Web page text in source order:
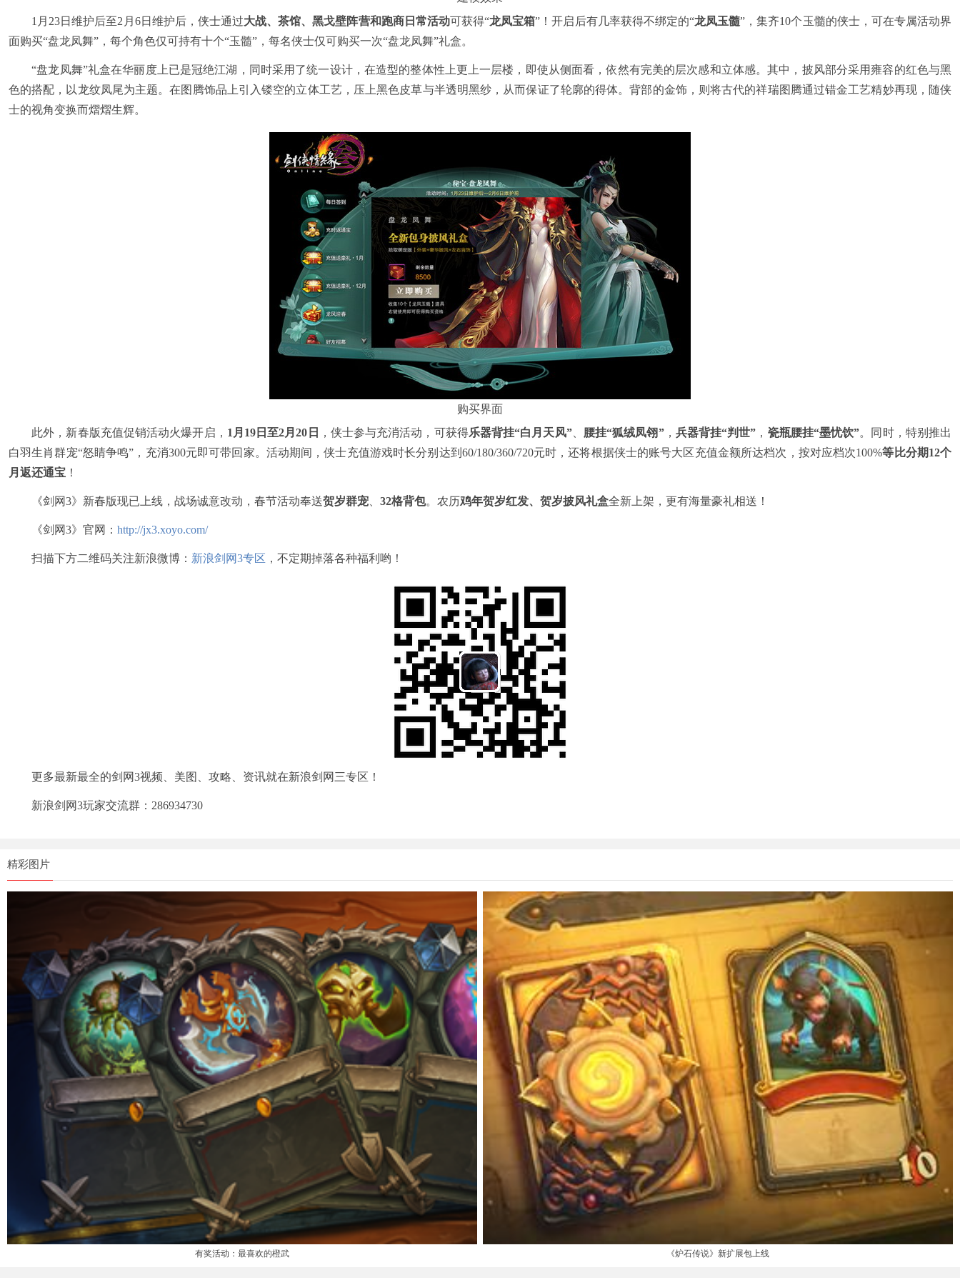
1月23日维护后至2月6日维护后，侠士通过大战、茶馆、黑戈壁阵营和跑商日常活动可获得“龙凤宝箱”！开启后有几率获得不绑定的“龙凤玉髓”，集齐10个玉髓的侠士，可在专属活动界
面购买“盘龙凤舞”，每个角色仅可持有十个“玉髓”，每名侠士仅可购买一次“盘龙凤舞”礼盒。
“盘龙凤舞”礼盒在华丽度上已是冠绝江湖，同时采用了统一设计，在造型的整体性上更上一层楼，即使从侧面看，依然有完美的层次感和立体感。其中，披风部分采用雍容的红色与黑
色的搭配，以龙纹凤尾为主题。在图腾饰品上引入镂空的立体工艺，压上黑色皮草与半透明黑纱，从而保证了轮廓的得体。背部的金饰，则将古代的祥瑞图腾通过错金工艺精妙再现，随侠
士的视角变换而熠熠生辉。
购买界面
此外，新春版充值促销活动火爆开启， 1月19日至2月20日 ，侠士参与充消活动，可获得乐器背挂“白月天风”、 腰挂“狐绒凤翎”， 兵器背挂“判世” ， 瓷瓶腰挂“墨忧饮”。同时，特别推出
白羽生肖群宠“怒睛争鸣”，充消300元即可带回家。活动期间，侠士充值游戏时长分别达到60/180/360/720元时，还将根据侠士的账号大区充值金额所达档次，按对应档次100%等比分期12个
月返还通宝 ！
《剑网3》新春版现已上线，战场诚意改动，春节活动奉送贺岁群宠 32格背包。农历鸡年贺岁红发、贺岁披风礼盒全新上架，更有海量豪礼相送！
《剑网3》官网： http://jx3.xoyo.com/
扫描下方二维码关注新浪微博： 新浪剑网3专区 ，不定期掉落各种福利哟！
更多最新最全的剑网3视频、美图、攻略、资讯就在新浪剑网三专区！
新浪剑网3玩家交流群：286934730
精彩图片
有奖活动：最喜欢的橙武 《炉石传说》新扩展包上线